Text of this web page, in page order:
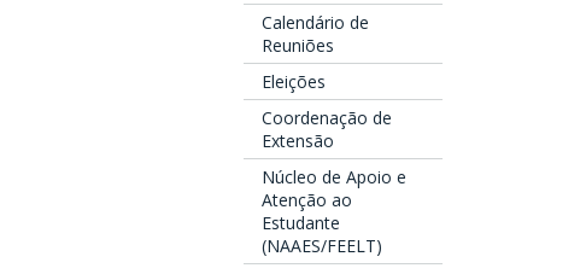
Calendário de
Reuniões
Eleições
Coordenação de
Extensão
Núcleo de Apoio e
Atenção ao
Estudante
(NAAES/FEELT)